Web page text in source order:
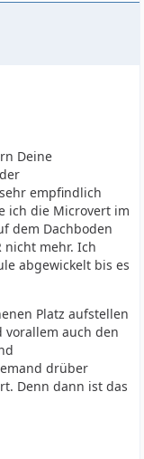
Deine
empfindlich
ich die Microvert im
dem Dachboden
nicht mehr. Ich
abgewickelt bis es
Platz aufstellen
vorallem auch den
drüber
Denn dann ist das